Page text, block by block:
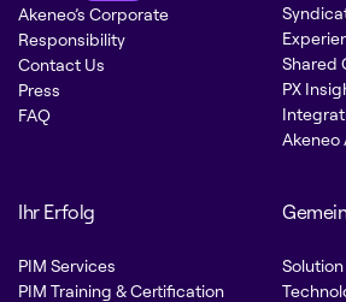
Akeneo’s Corporate
Responsibility
Contact Us
Press
FAQ
Shared
PX
Akeneo
Ihr Erfolg
PIM Services
PIM Training & Certification